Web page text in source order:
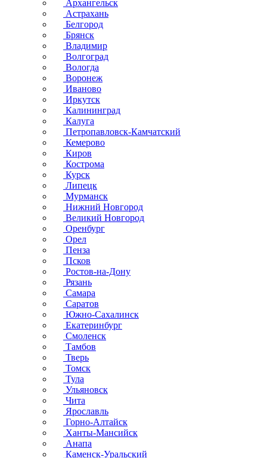
Архангельск
Астрахань
Белгород
Брянск
Владимир
Волгоград
Вологда
Воронеж
Иваново
Иркутск
Калининград
Калуга
Петропавловск-Камчатский
Кемерово
Киров
Кострома
Курск
Липецк
Мурманск
Нижний Новгород
Великий Новгород
Оренбург
Орел
Пенза
Псков
Ростов-на-Дону
Рязань
Самара
Саратов
Южно-Сахалинск
Екатеринбург
Смоленск
Тамбов
Тверь
Томск
Тула
Ульяновск
Чита
Ярославль
Горно-Алтайск
Ханты-Мансийск
Анапа
Каменск-Уральский